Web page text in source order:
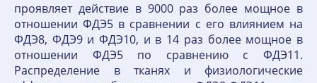
проявляет действие в 9000 раз более мощное в
отношении ФДЭ5 в сравнении с его влиянием на
ФДЭ8, ФДЭ9 и ФДЭ10, и в 14 раз более мощное в
отношении ФДЭ5 по сравнению с ФДЭ11.
Распределение в тканях и физиологические